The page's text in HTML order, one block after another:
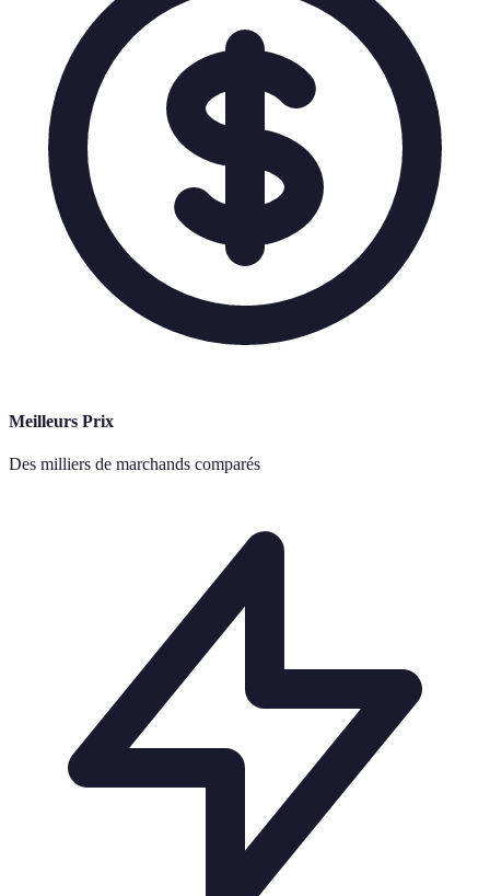
Meilleurs Prix
Des milliers de marchands comparés